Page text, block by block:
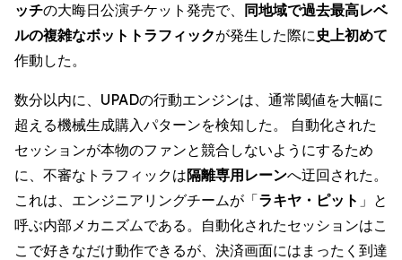
ッチの大晦日公演チケット発売で、
同地域で過去最高レベ
ルの複雑なボットトラフィックが発生した際に史上初めて
作動した。
数分以内に、UPADの行動エンジンは、通常閾値を大幅に
超える機械生成購入パターンを検知した。 自動化された
セッションが本物のファンと競合しないようにするため
に、不審なトラフィックは隔離専用レーンへ迂回された。
これは、エンジニアリングチームが「ラキヤ・ピット 」と
呼ぶ内部メカニズムである。自動化されたセッションはこ
こで好きなだけ動作できるが、決済画面にはまったく到達